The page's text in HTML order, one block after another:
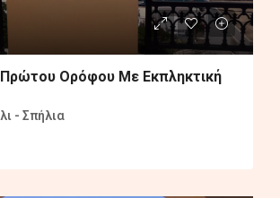
Πρώτου Ορόφου Με Εκπληκτική
- Σπήλια